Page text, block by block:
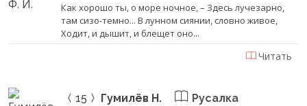
Как хорошо ты, о море ночное, – Здесь лучезарно,
там сизо-темно... В лунном сиянии, словно живое,
Ходит, и дышит, и блещет оно...
Читать
15 Гумилёв Н. Русалка